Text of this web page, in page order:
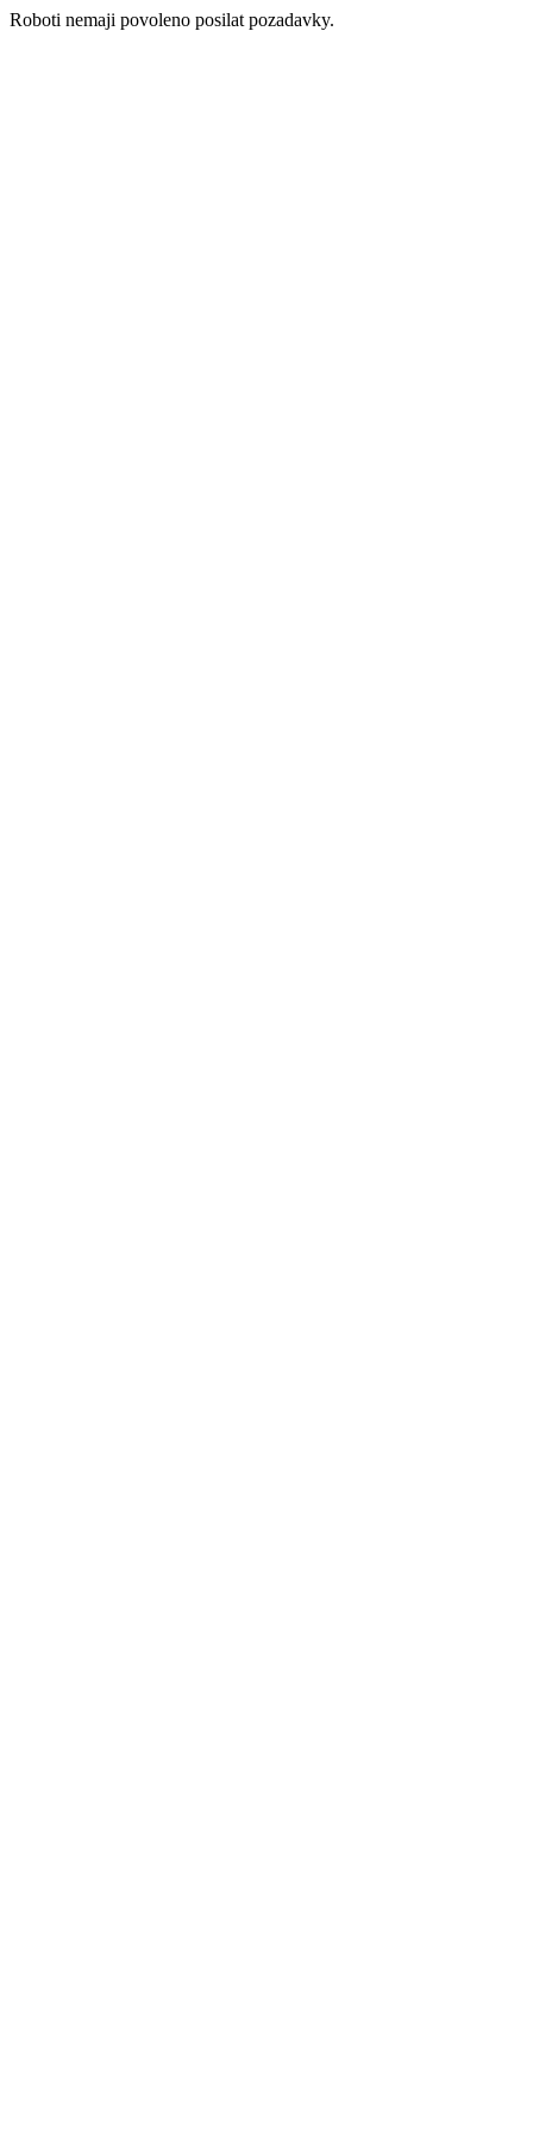
Roboti nemaji povoleno posilat pozadavky.